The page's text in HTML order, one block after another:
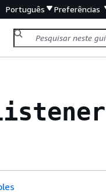
Português Preferências